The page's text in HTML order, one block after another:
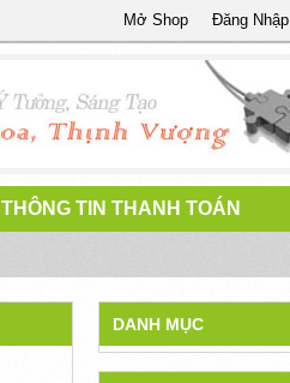
Đăng Nhập
Mở Shop
THÔNG TIN THANH TOÁN
DANH MỤC